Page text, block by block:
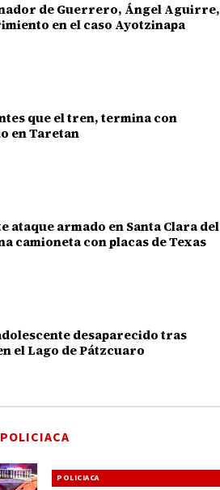
de Guerrero, Ángel Aguirre,
en el caso Ayotzinapa
que el tren, termina con
en Taretan
ataque armado en Santa Clara del
camioneta con placas de Texas
desaparecido tras
el Lago de Pátzcuaro
POLICIACA
POLICIACA